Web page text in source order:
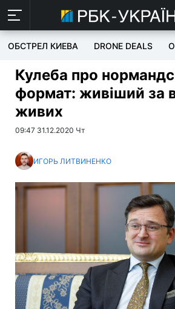
ОБСТРЕЛ КИЕВА DRONE DEALS
Кулеба про
формат: живіший за
живих
09:47 31.12.2020 Чт
ИГОРЬ ЛИТВИНЕНКО